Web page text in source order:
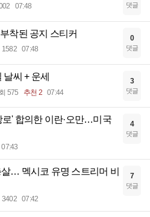
07:48 댓글
착된 공지 스티커
1582 07:48
0
댓글
씨 + 운세
575 추천 2 07:44
3
댓글
로' 합의한 이란·오만…미국
07:43
4
댓글
… 멕시코 유명 스트리머 비
3402 07:42
7
댓글